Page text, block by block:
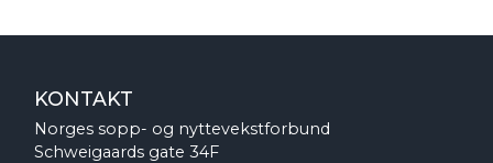
KONTAKT
Norges sopp- og nyttevekstforbund
Schweigaards gate 34F